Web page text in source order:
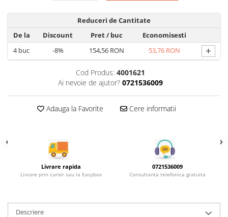
Cosuri Jolly si coloaneReduceri de Cantitate
De la
Discount Pret/ buc
Economisesti
4buc -8% 154,56 RON 53,76 RON +
Cod Produs: 4001621
Ai nevoie de ajutor? 0721536009
Adauga la Favorite Cere informatii
Livrare rapida
Livrare prin curier sau la Easybox
0721536009
Consultanta telefonica gratuita
Descriere